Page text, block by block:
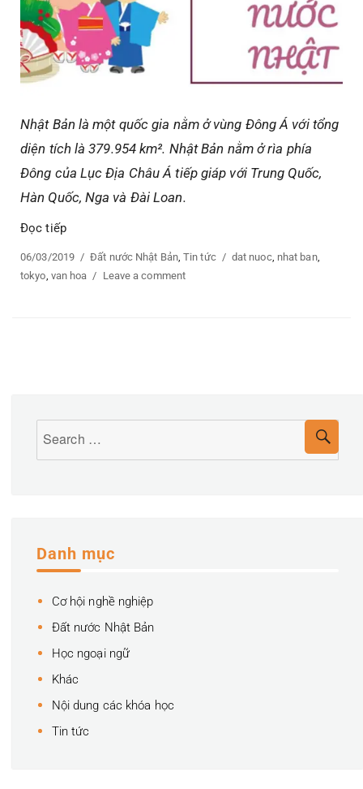
Nhật Bản là một quốc gia nằm ở vùng Đông Á với tổng
diện tích là 379.954 km². Nhật Bản nằm ở rìa phía
Đông của Lục Địa Châu Á tiếp giáp với Trung Quốc,
Hàn Quốc, Nga và Đài Loan.
Đọc tiếp“TÌM HIỂU VỀ ĐẤT NƯỚC, VĂN HÓA VÀ CON NGƯỜI
Posted
on
06/03/2019 Categories
Đất nước Nhật Bản,Tin tức Tags
dat nuoc, nhat ban,
tokyo van hoa Leave a comment
VÀ
NGƯỜI
Danh mục
Cơ hội nghề nghiệp
Đất nước Nhật Bản
Học ngoại ngữ
Khác
Nội dung các khóa học
Tin tức